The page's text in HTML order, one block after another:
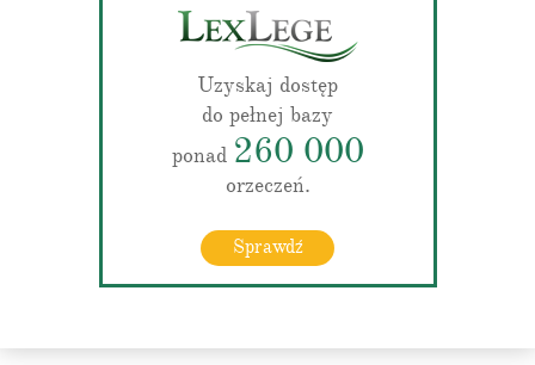
Uzyskaj dostęp
do pełnej bazy
ponad 260 000
orzeczeń.
Sprawdź